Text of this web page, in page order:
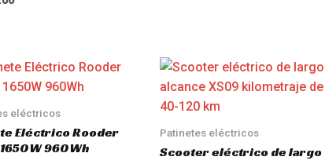
eléctricos
Eléctrico Rooder
1650W 960Wh
Patinetes eléctricos
Scooter eléctrico de largo